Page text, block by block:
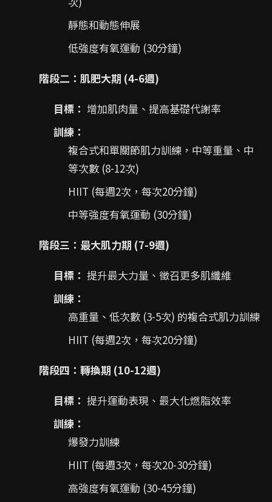
靜態和動態伸展
低強度有氧運動 (30分鐘)
階段二：肌肥大期 (4-6週)
目標： 增加肌肉量、提高基礎代謝率
訓練：
複合式和單關節肌力訓練，中等重量、中
等次數 (8-12次)
HIIT (每週2次，每次20分鐘)
中等強度有氧運動 (30分鐘)
階段三：最大肌力期 (7-9週)
目標： 提升最大力量、徵召更多肌纖維
訓練：
高重量、低次數 (3-5次) 的複合式肌力訓練
HIIT (每週2次，每次20分鐘)
階段四：轉換期 (10-12週)
目標： 提升運動表現、最大化燃脂效率
訓練：
爆發力訓練
HIIT (每週3次，每次20-30分鐘)
高強度有氧運動 (30-45分鐘)